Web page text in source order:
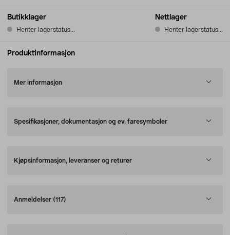
Butikklager
Henter lagerstatus...
Nettlager
Henter lagerstatus...
Produktinformasjon
Mer informasjon
Spesifikasjoner, dokumentasjon og ev. faresymboler
Kjøpsinformasjon, leveranser og returer
Anmeldelser (117)